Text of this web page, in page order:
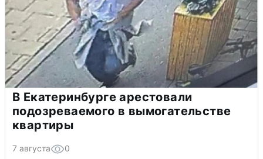
В Екатеринбурге арестовали
подозреваемого в вымогательстве
квартиры
7 августа 0